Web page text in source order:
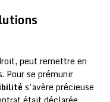
peut remettre en
Pour se prémunir
s’avère précieuse